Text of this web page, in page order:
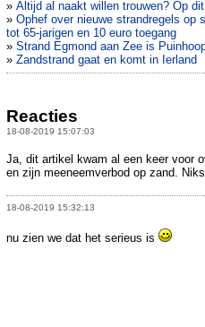
» Altijd al naakt willen trouwen? Op
» Ophef over nieuwe strandregels op
tot 65-jarigen en 10 euro toegang
» Strand Egmond aan Zee is
» Zandstrand gaat en komt in Ierland
Reacties
18-08-2019 15:07:03
Ja, dit artikel kwam al een keer voor
en zijn meeneemverbod op zand.
18-08-2019 15:32:13
nu zien we dat het serieus is